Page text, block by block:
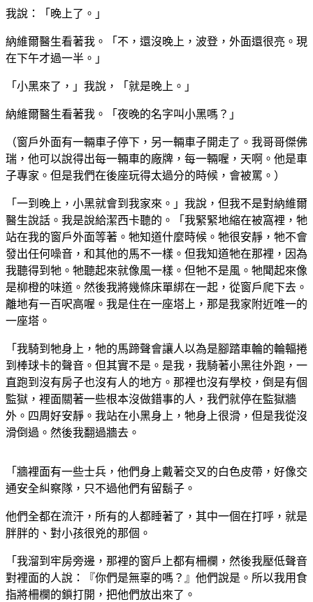
我說：「晚上了。」
納維爾醫生看著我。「不，還沒晚上，波登，外面還很亮。現
在下午才過一半。」
「小黑來了，」我說，「就是晚上。」
納維爾醫生看著我。「夜晚的名字叫小黑嗎？」
（窗戶外面有一輛車子停下，另一輛車子開走了。我哥哥傑佛
瑞，他可以說得出每一輛車的廠牌，每一輛喔，天啊。他是車
子專家。但是我們在後座玩得太過分的時候，會被罵。）
「一到晚上，小黑就會到我家來。」我說，但我不是對納維爾
醫生說話。我是說給潔西卡聽的。「我緊緊地縮在被窩裡，牠
站在我的窗戶外面等著。牠知道什麼時候。牠很安靜，牠不會
發出任何噪音，和其他的馬不一樣。但我知道牠在那裡，因為
我聽得到牠。牠聽起來就像風一樣。但牠不是風。牠聞起來像
是柳橙的味道。然後我將幾條床單綁在一起，從窗戶爬下去。
離地有一百呎高喔。我是住在一座塔上，那是我家附近唯一的
一座塔。
「我騎到牠身上，牠的馬蹄聲會讓人以為是腳踏車輪的輪輻捲
到棒球卡的聲音。但其實不是。是我，我騎著小黑往外跑，一
直跑到沒有房子也沒有人的地方。那裡也沒有學校，倒是有個
監獄，裡面關著一些根本沒做錯事的人，我們就停在監獄牆
外。四周好安靜。我站在小黑身上，牠身上很滑，但是我從沒
滑倒過。然後我翻過牆去。
「牆裡面有一些士兵，他們身上戴著交叉的白色皮帶，好像交
通安全糾察隊，只不過他們有留鬍子。
他們全都在流汗，所有的人都睡著了，其中一個在打呼，就是
胖胖的、對小孩很兇的那個。
「我溜到牢房旁邊，那裡的窗戶上都有柵欄，然後我壓低聲音
對裡面的人說：『你們是無辜的嗎？』他們說是。所以我用食
指將柵欄的鎖打開，把他們放出來了。